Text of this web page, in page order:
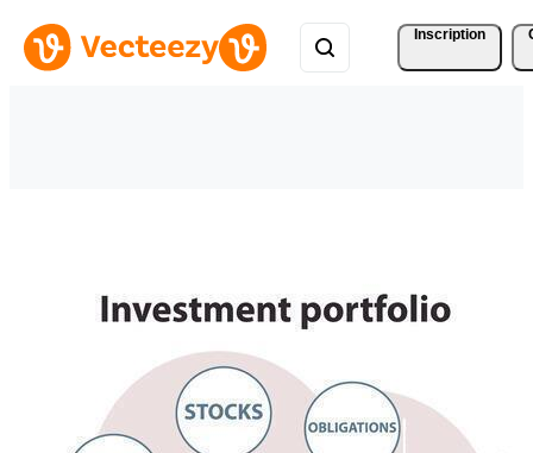
Inscription